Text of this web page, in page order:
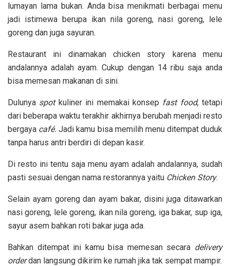
lumayan lama bukan. Anda bisa menikmati berbagai menu
jadi istimewa berupa ikan nila goreng, nasi goreng, lele
goreng dan juga sayuran.
Restaurant ini dinamakan chicken story karena menu
andalannya adalah ayam. Cukup dengan 14 ribu saja anda
bisa memesan makanan di sini.
Dulunya spotkuliner ini memakai konsep fast food, tetapi
dari beberapa waktu terakhir akhirnya berubah menjadi resto
bergaya café. Jadi kamu bisa memilih menu ditempat duduk
tanpa harus antri berdiri di depan kasir.
Di resto ini tentu saja menu ayam adalah andalannya, sudah
pasti sesuai dengan nama restorannya yaitu Chicken Story.
Selain ayam goreng dan ayam bakar, disini juga ditawarkan
nasi goreng, lele goreng, ikan nila goreng, iga bakar, sup iga,
sayur asem bahkan roti bakar juga ada.
Bahkan ditempat ini kamu bisa memesan secara delivery
orderdan langsung dikirim ke rumah jika tak sempat mampir.